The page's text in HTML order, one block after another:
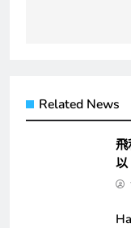
Related News
飛
以